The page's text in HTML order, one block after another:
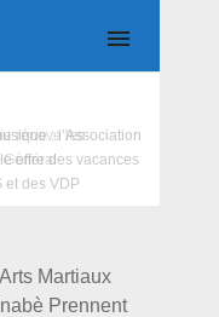
rénove les
Martiaux
Prennent